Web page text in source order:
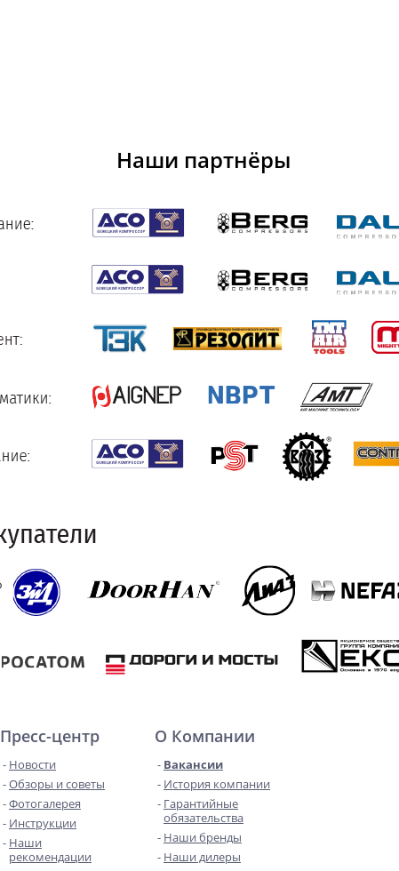
Наши партнёры
Пресс-центр
Новости
Обзоры и советы
Фотогалерея
Инструкции
Наши
рекомендации
О Компании
Вакансии
История компании
Гарантийные
обязательства
Наши бренды
Наши дилеры